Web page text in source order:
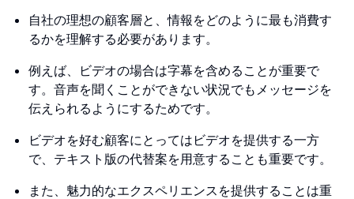
自社の理想の顧客層と、情報をどのように最も消費す
るかを理解する必要があります。
例えば、ビデオの場合は字幕を含めることが重要で
す。音声を聞くことができない状況でもメッセージを
伝えられるようにするためです。
ビデオを好む顧客にとってはビデオを提供する一方
で、テキスト版の代替案を用意することも重要です。
また、魅力的なエクスペリエンスを提供することは重